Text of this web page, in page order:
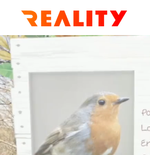
SERVICES
MÉTIERS